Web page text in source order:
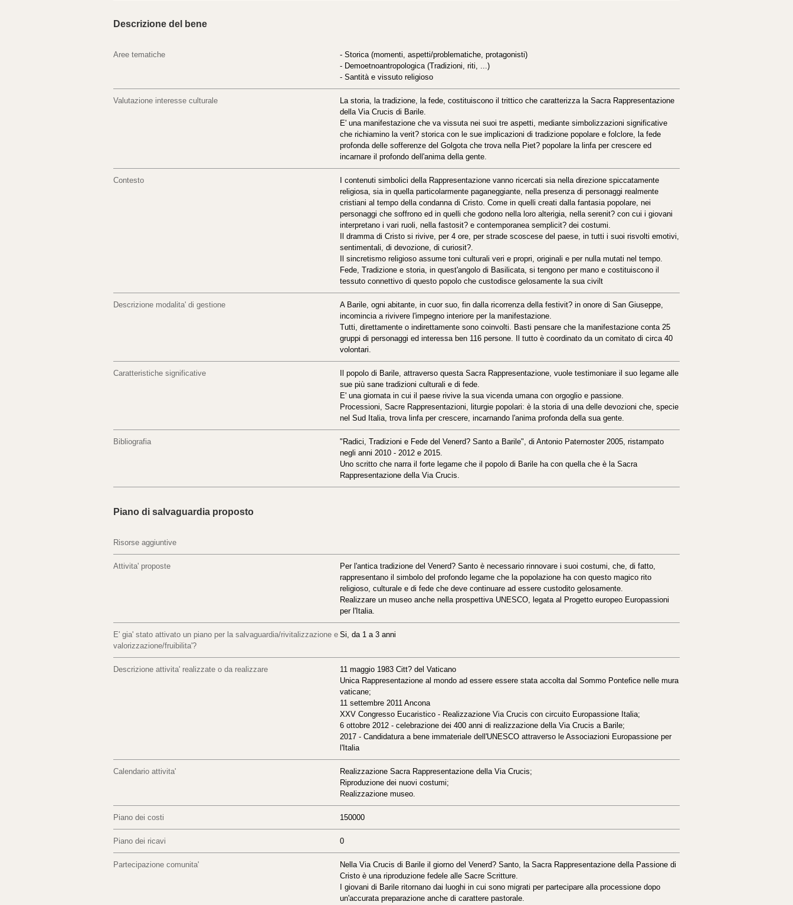
Descrizione del bene
Aree tematiche
- Storica (momenti, aspetti/problematiche, protagonisti)
- Demoetnoantropologica (Tradizioni, riti, ...)
- Santità e vissuto religioso
Valutazione interesse culturale
La storia, la tradizione, la fede, costituiscono il trittico che caratterizza la Sacra Rappresentazione
della Via Crucis di Barile.
E' una manifestazione che va vissuta nei suoi tre aspetti, mediante simbolizzazioni significative
che richiamino la verit? storica con le sue implicazioni di tradizione popolare e folclore, la fede
profonda delle sofferenze del Golgota che trova nella Piet? popolare la linfa per crescere ed
incarnare il profondo dell'anima della gente.
Contesto
I contenuti simbolici della Rappresentazione vanno ricercati sia nella direzione spiccatamente
religiosa, sia in quella particolarmente paganeggiante, nella presenza di personaggi realmente
cristiani al tempo della condanna di Cristo. Come in quelli creati dalla fantasia popolare, nei
personaggi che soffrono ed in quelli che godono nella loro alterigia, nella serenit? con cui i giovani
interpretano i vari ruoli, nella fastosit? e contemporanea semplicit? dei costumi.
Il dramma di Cristo si rivive, per 4 ore, per strade scoscese del paese, in tutti i suoi risvolti emotivi,
sentimentali, di devozione, di curiosit?.
Il sincretismo religioso assume toni culturali veri e propri, originali e per nulla mutati nel tempo.
Fede, Tradizione e storia, in quest'angolo di Basilicata, si tengono per mano e costituiscono il
tessuto connettivo di questo popolo che custodisce gelosamente la sua civilt
Descrizione modalita' di gestione
A Barile, ogni abitante, in cuor suo, fin dalla ricorrenza della festivit? in onore di San Giuseppe,
incomincia a rivivere l'impegno interiore per la manifestazione.
Tutti, direttamente o indirettamente sono coinvolti. Basti pensare che la manifestazione conta 25
gruppi di personaggi ed interessa ben 116 persone. Il tutto è coordinato da un comitato di circa 40
volontari.
Caratteristiche significative
Il popolo di Barile, attraverso questa Sacra Rappresentazione, vuole testimoniare il suo legame alle
sue più sane tradizioni culturali e di fede.
E' una giornata in cui il paese rivive la sua vicenda umana con orgoglio e passione.
Processioni, Sacre Rappresentazioni, liturgie popolari: è la storia di una delle devozioni che, specie
nel Sud Italia, trova linfa per crescere, incarnando l'anima profonda della sua gente.
Bibliografia
"Radici, Tradizioni e Fede del Venerd? Santo a Barile", di Antonio Paternoster 2005, ristampato
negli anni 2010 - 2012 e 2015.
Uno scritto che narra il forte legame che il popolo di Barile ha con quella che è la Sacra
Rappresentazione della Via Crucis.
Piano di salvaguardia proposto
Risorse aggiuntive
Attivita' proposte
Per l'antica tradizione del Venerd? Santo è necessario rinnovare i suoi costumi, che, di fatto,
rappresentano il simbolo del profondo legame che la popolazione ha con questo magico rito
religioso, culturale e di fede che deve continuare ad essere custodito gelosamente.
Realizzare un museo anche nella prospettiva UNESCO, legata al Progetto europeo Europassioni
per l'Italia.
E' gia' stato attivato un piano per la salvaguardia/rivitalizzazione e
valorizzazione/fruibilita'?
Si, da 1 a 3 anni
Descrizione attivita' realizzate o da realizzare
11 maggio 1983 Citt? del Vaticano
Unica Rappresentazione al mondo ad essere essere stata accolta dal Sommo Pontefice nelle mura
vaticane;
11 settembre 2011 Ancona
XXV Congresso Eucaristico - Realizzazione Via Crucis con circuito Europassione Italia;
6 ottobre 2012 - celebrazione dei 400 anni di realizzazione della Via Crucis a Barile;
2017 - Candidatura a bene immateriale dell'UNESCO attraverso le Associazioni Europassione per
l'Italia
Calendario attivita'
Realizzazione Sacra Rappresentazione della Via Crucis;
Riproduzione dei nuovi costumi;
Realizzazione museo.
Piano dei costi 150000
Piano dei ricavi 0
Partecipazione comunita'
Nella Via Crucis di Barile il giorno del Venerd? Santo, la Sacra Rappresentazione della Passione di
Cristo è una riproduzione fedele alle Sacre Scritture.
I giovani di Barile ritornano dai luoghi in cui sono migrati per partecipare alla processione dopo
un'accurata preparazione anche di carattere pastorale.